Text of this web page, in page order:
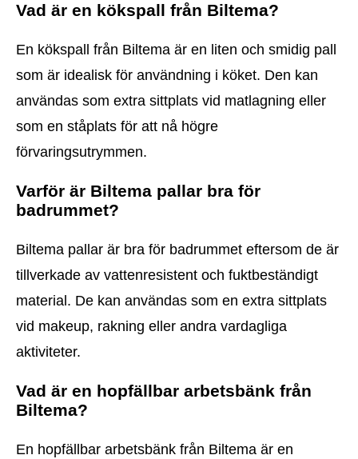
Vad är en kökspall från Biltema?
En kökspall från Biltema är en liten och smidig pall
som är idealisk för användning i köket. Den kan
användas som extra sittplats vid matlagning eller
som en ståplats för att nå högre
förvaringsutrymmen.
Varför är Biltema pallar bra för
badrummet?
Biltema pallar är bra för badrummet eftersom de är
tillverkade av vattenresistent och fuktbeständigt
material. De kan användas som en extra sittplats
vid makeup, rakning eller andra vardagliga
aktiviteter.
Vad är en hopfällbar arbetsbänk från
Biltema?
En hopfällbar arbetsbänk från Biltema är en